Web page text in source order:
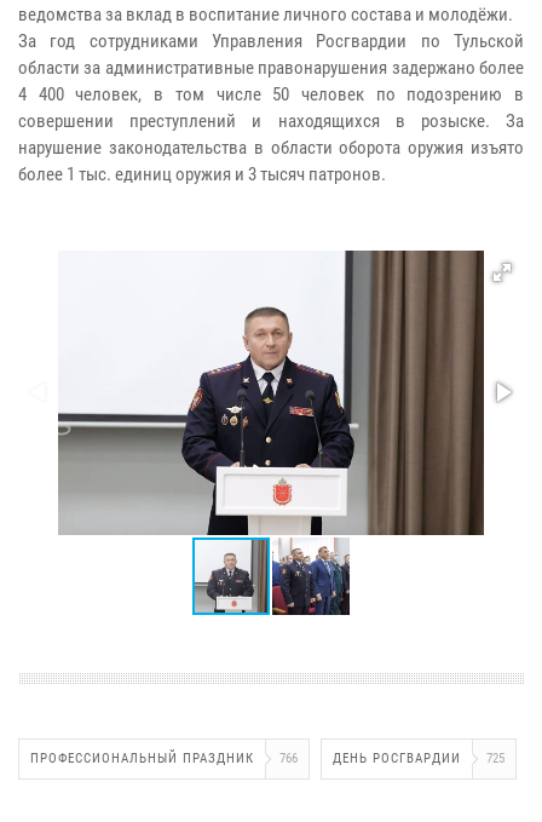
ведомства за вклад в воспитание личного состава и молодёжи.
За год сотрудниками Управления Росгвардии по Тульской
области за административные правонарушения задержано более
4 400 человек, в том числе 50 человек по подозрению в
совершении преступлений и находящихся в розыске. За
нарушение законодательства в области оборота оружия изъято
более 1 тыс. единиц оружия и 3 тысяч патронов.
ПРОФЕССИОНАЛЬНЫЙ ПРАЗДНИК 766 ДЕНЬ РОСГВАРДИИ 725